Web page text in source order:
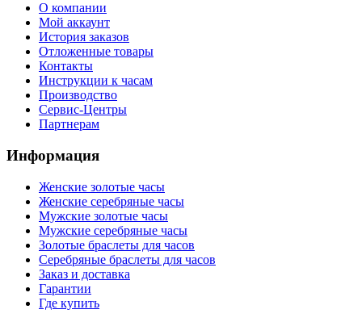
О компании
Мой аккаунт
История заказов
Отложенные товары
Контакты
Инструкции к часам
Производство
Сервис-Центры
Партнерам
Информация
Женские золотые часы
Женские серебряные часы
Мужские золотые часы
Мужские серебряные часы
Золотые браслеты для часов
Серебряные браслеты для часов
Заказ и доставка
Гарантии
Где купить